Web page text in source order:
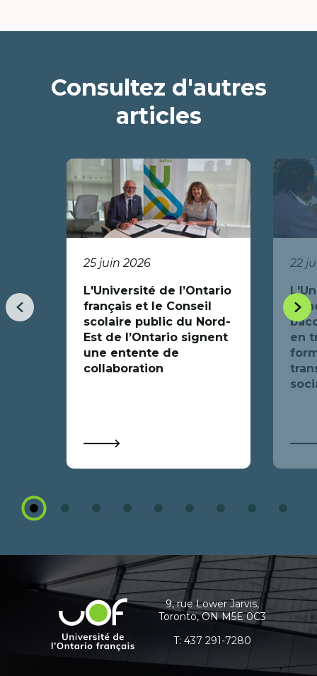
Consultez d'autres
articles
25 juin 2026
L'Université de l’Ontario
français et le Conseil
scolaire public du Nord-
Est de l’Ontario signent
une entente de
collaboration
22
en
Item
précédent
1
Item
informations
supplémentaires
Université
l'Ontario
9, rue Lower Jarvis,
Toronto, ON M5E 0C3
T: 437 291-7280